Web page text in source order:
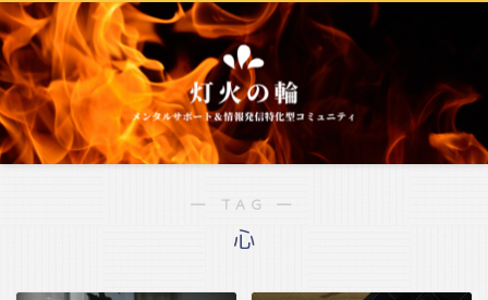
― TAG ―
心